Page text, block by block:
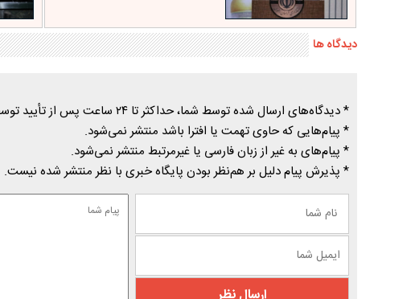
دیدگاه ها
* دیدگاه‌های ارسال شده توسط شما، حداکثر تا ۲۴ ساعت پس از تأیید توسط پایگاه خبری درسیاهکل منتشر می‌شود.
* پیام‌هایی که حاوی تهمت یا افترا باشد منتشر نمی‌شود.
* پیام‌های به غیر از زبان فارسی یا غیرمرتبط منتشر نمی‌شود.
* پذیرش پیام دلیل بر هم‌نظر بودن پایگاه خبری با نظر منتشر شده نیست.